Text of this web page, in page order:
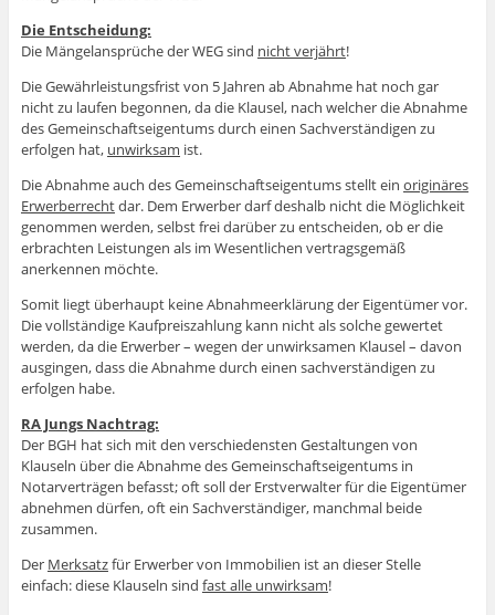
Die Entscheidung:
Die Mängelansprüche der WEG sind nicht verjährt!
Die Gewährleistungsfrist von 5 Jahren ab Abnahme hat noch gar
nicht zu laufen begonnen, da die Klausel, nach welcher die Abnahme
des Gemeinschaftseigentums durch einen Sachverständigen zu
erfolgen hat, unwirksam ist.
Die Abnahme auch des Gemeinschaftseigentums stellt ein originäres
Erwerberrechtdar. Dem Erwerber darf deshalb nicht die Möglichkeit
genommen werden, selbst frei darüber zu entscheiden, ob er die
erbrachten Leistungen als im Wesentlichen vertragsgemäß
anerkennen möchte.
Somit liegt überhaupt keine Abnahmeerklärung der Eigentümer vor.
Die vollständige Kaufpreiszahlung kann nicht als solche gewertet
werden, da die Erwerber – wegen der unwirksamen Klausel – davon
ausgingen, dass die Abnahme durch einen sachverständigen zu
erfolgen habe.
RA Jungs Nachtrag:
Der BGH hat sich mit den verschiedensten Gestaltungen von
Klauseln über die Abnahme des Gemeinschaftseigentums in
Notarverträgen befasst; oft soll der Erstverwalter für die Eigentümer
abnehmen dürfen, oft ein Sachverständiger, manchmal beide
zusammen.
Der Merksatzfür Erwerber von Immobilien ist an dieser Stelle
einfach: diese Klauseln sind fast alle unwirksam!